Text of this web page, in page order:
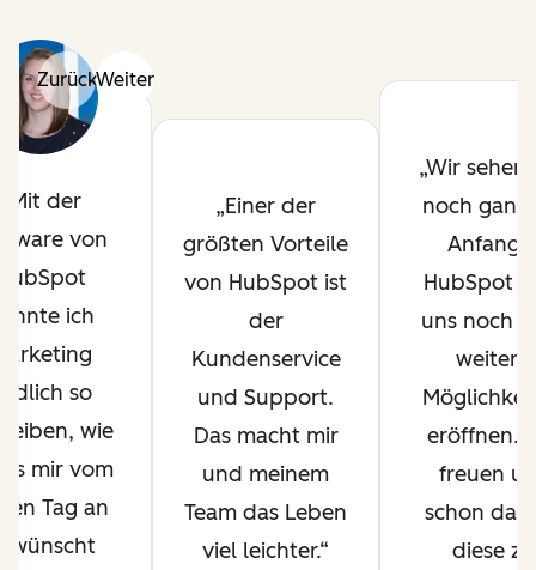
ZurückWeiter
Mit der
von
ich
so
wie
mir vom
Tag an
Einer der
größten Vorteile
von HubSpot ist
der
Kundenservice
und Support.
Das macht mir
und meinem
Team das Leben
viel leichter.
Wir sehen
noch ganz
Anfang
HubSpot
uns noch
weitere
eröffnen.
freuen
schon
diese zu